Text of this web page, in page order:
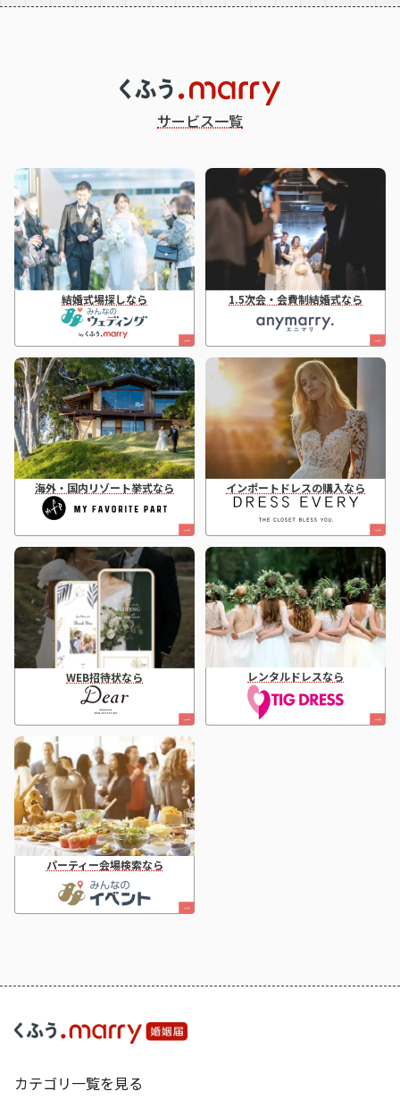
サービス一覧
結婚式場探しなら 1.5次会・会費制結婚式なら
海外・国内リゾート挙式なら インポートドレスの購入なら
WEB招待状なら レンタルドレスなら
パーティー会場検索なら
カテゴリ一覧を見る